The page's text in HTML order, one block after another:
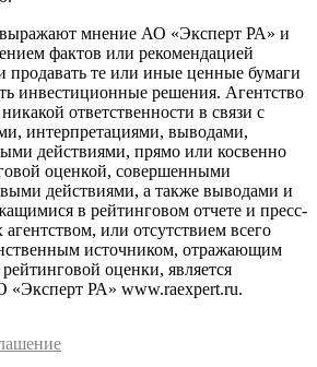
мнение АО «Эксперт РА» и
фактов или рекомендацией
продавать те или иные ценные бумаги
инвестиционные решения. Агентство
ответственности в связи с
интерпретациями, выводами,
действиями, прямо или косвенно
оценкой, совершенными
действиями, а также выводами и
в рейтинговом отчете и пресс-
или отсутствием всего
источником, отражающим
оценки, является
РА» www.raexpert.ru.